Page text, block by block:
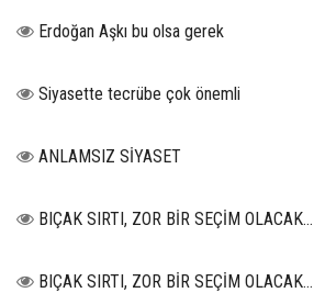
Erdoğan Aşkı bu olsa gerek
Siyasette tecrübe çok önemli
ANLAMSIZ SİYASET
BIÇAK SIRTI, ZOR BİR SEÇİM OLACAK…
BIÇAK SIRTI, ZOR BİR SEÇİM OLACAK…